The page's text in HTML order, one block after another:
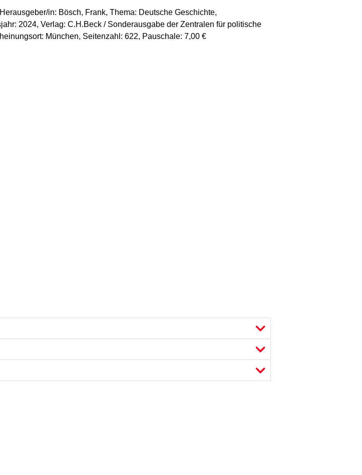
in: Bösch, Frank, Thema: Deutsche Geschichte,
2024, Verlag: C.H.Beck / Sonderausgabe der Zentralen für politische
München, Seitenzahl: 622, Pauschale: 7,00 €